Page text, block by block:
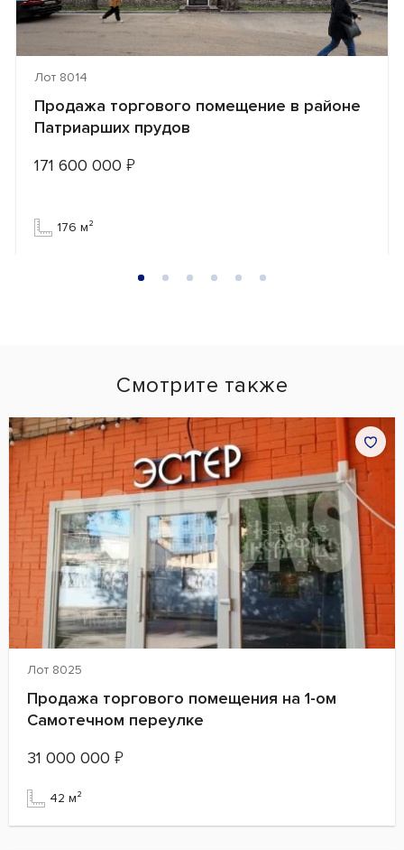
Лот 8014
Продажа торгового помещение в районе
Патриарших прудов
171 600 000 ₽
176 м²
Смотрите также
Лот 8025
Продажа торгового помещения на 1-ом
Самотечном переулке
31 000 000 ₽
42 м²